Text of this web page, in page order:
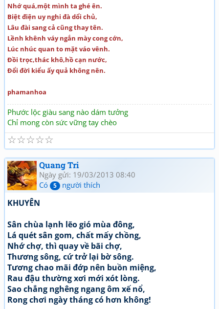
Nhớ quá,một mình ta ghé ên.
Biệt điện uy nghi đà dổi chủ,
Lâu đài sang cả cũng thay tên.
Lềnh khênh váy ngắn mày cong cớn,
Lúc nhúc quan to mặt váo vênh.
Đồi trọc,thác khô,hồ cạn nước,
Đổi đời kiểu ấy quả không nên.
phamanhoa
Phước lộc giàu sang nào dám tưởng
Chỉ mong còn sức vững tay chèo
☆
☆
☆
☆
☆
Quang Tri
Ngày gửi: 19/03/2013 08:40
Có
5 người thích
KHUYÊN
Sân chùa lạnh lẽo gió mùa đông,
Lá quét sân gom, chất mấy chồng,
Nhớ chợ, thì quay về bãi chợ,
Thương sông, cứ trở lại bờ sông.
Tương chao mãi đớp nên buồn miệng,
Rau đậu thường xơi mới xót lòng.
Sao chẳng nghêng ngang ôm xế nổ,
Rong chơi ngày tháng có hơn không!